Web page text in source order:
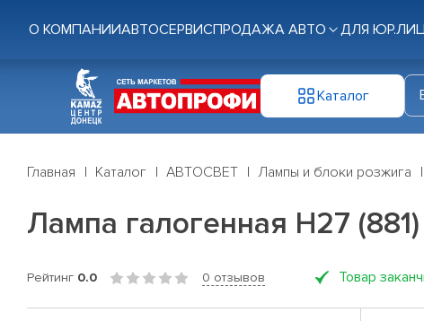
О КОМПАНИИАВТОСЕРВИСПРОДАЖА АВТО ДЛЯ
Каталог
Главная Каталог АВТОСВЕТ Лампы и блоки розжига
Лампа галогенная H27
Рейтинг 0.0 0 отзывов Товар